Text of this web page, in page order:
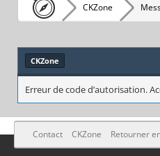
CKZone
CKZone
Erreur de code d’autorisation.
Contact CKZone Retourner